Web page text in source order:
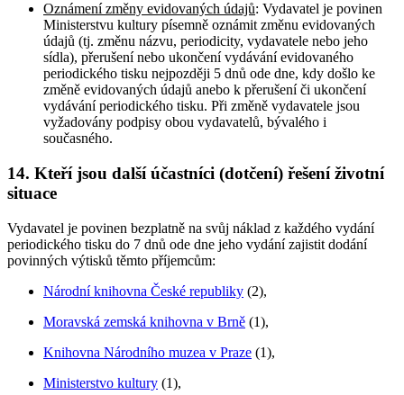
Oznámení změny evidovaných údajů: Vydavatel je povinen
Ministerstvu kultury písemně oznámit změnu evidovaných
údajů (tj. změnu názvu, periodicity, vydavatele nebo jeho
sídla), přerušení nebo ukončení vydávání evidovaného
periodického tisku nejpozději 5 dnů ode dne, kdy došlo ke
změně evidovaných údajů anebo k přerušení či ukončení
vydávání periodického tisku. Při změně vydavatele jsou
vyžadovány podpisy obou vydavatelů, bývalého i
současného.
14. Kteří jsou další účastníci (dotčení) řešení životní
situace
Vydavatel je povinen bezplatně na svůj náklad z každého vydání
periodického tisku do 7 dnů ode dne jeho vydání zajistit dodání
povinných výtisků těmto příjemcům:
Národní knihovna České republiky (2),
Moravská zemská knihovna v Brně (1),
Knihovna Národního muzea v Praze (1),
Ministerstvo kultury (1),